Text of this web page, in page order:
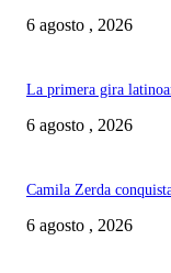
6 agosto , 2026
La primera gira
6 agosto , 2026
Camila Zerda
6 agosto , 2026